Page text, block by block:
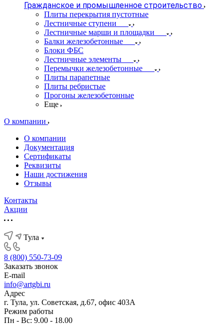
Гражданское и промышленное строительство
Плиты перекрытия пустотные
Лестничные ступени
Лестничные марши и площадки
Балки железобетонные
Блоки ФБС
Лестничные элементы
Перемычки железобетонные
Плиты парапетные
Плиты ребристые
Прогоны железобетонные
Еще
О компании
О компании
Документация
Сертификаты
Реквизиты
Наши достижения
Отзывы
Контакты
Акции
Тула
8 (800) 550-73-09
Заказать звонок
E-mail
info@artgbi.ru
Адрес
г. Тула, ул. Советская, д.67, офис 403А
Режим работы
Пн - Вс: 9.00 - 18.00